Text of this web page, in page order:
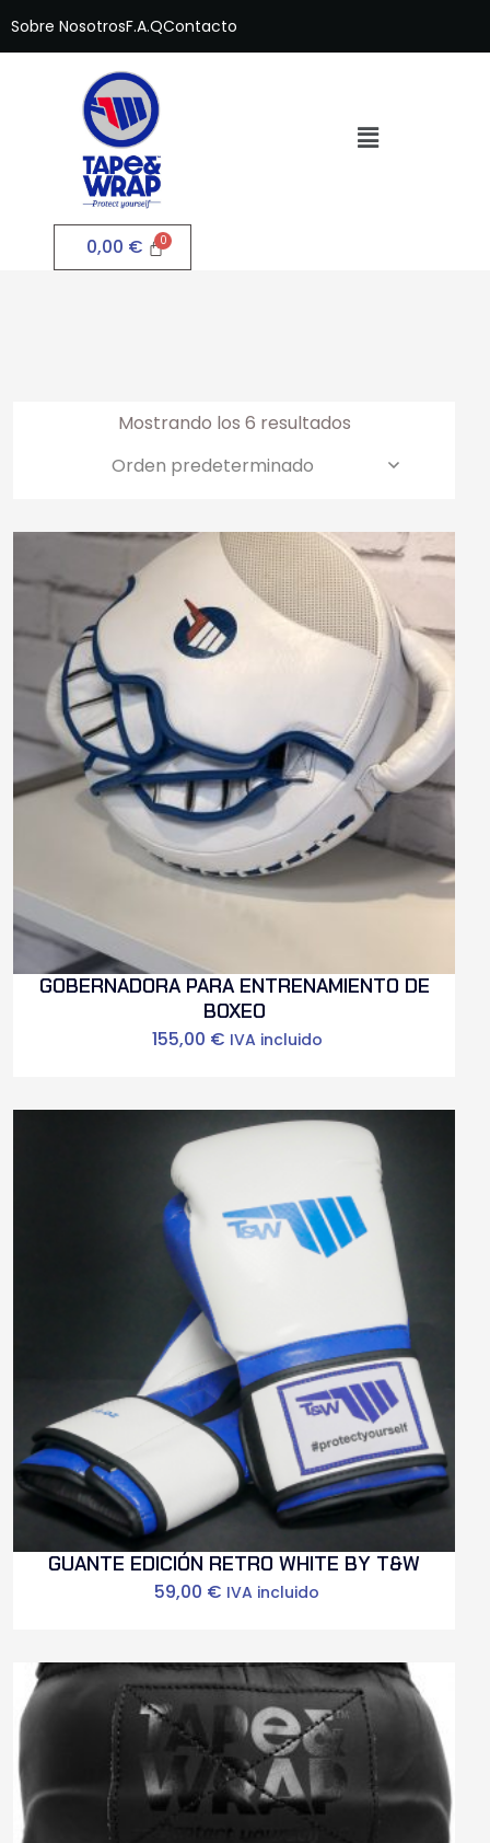
Sobre NosotrosF.A.QContacto
0,00 €
Mostrando los 6 resultados
GOBERNADORA PARA ENTRENAMIENTO DE
BOXEO
155,00 € IVA incluido
GUANTE EDICIÓN RETRO WHITE BY T&W
59,00 € IVA incluido